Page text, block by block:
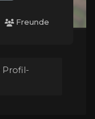
Freunde
Profil-